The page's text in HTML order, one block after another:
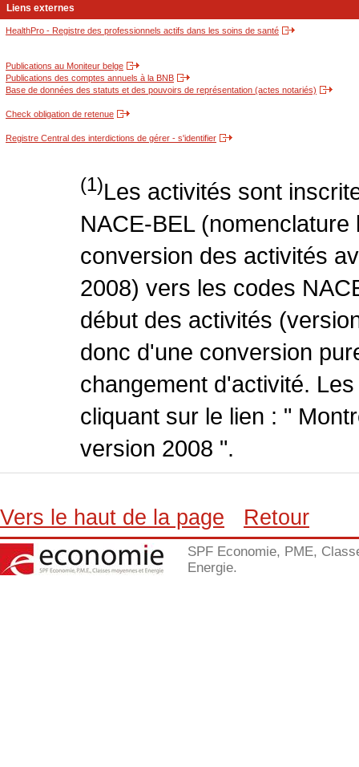
Liens externes
HealthPro - Registre des professionnels actifs dans les soins de santé
Publications au Moniteur belge
Publications des comptes annuels à la BNB
Base de données des statuts et des pouvoirs de représentation (actes notariés)
Check obligation de retenue
Registre Central des interdictions de gérer - s'identifier
(1)Les activités sont
NACE-BEL
conversion des activités
2008) vers les codes
début des activités
donc d'une conversion
changement d'activité.
cliquant sur le lien : "
version 2008 ".
Vers le haut de la page Retour
SPF Economie, PME,
Energie.